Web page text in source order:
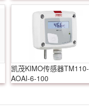
凯茂KIMO传感器TM110-
AOAI-6-100